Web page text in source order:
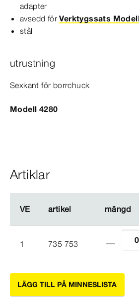
adapter
avsedd förVerktygssats
stål
utrustning
Sexkant för borrchuck
Modell 4280
Artiklar
VE artikel mängd
VE artikel mängd
1 735 753
LÄGG TILL PÅ MINNESLISTA